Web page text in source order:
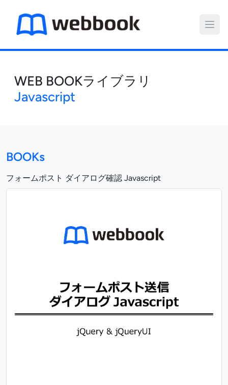
WEB BOOKライブラリ
Javascript
BOOKs
フォームポスト ダイアログ確認 Javascript